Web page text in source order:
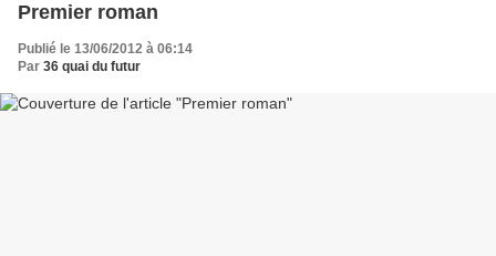
Premier roman
Publié le 13/06/2012 à 06:14
Par 36 quai du futur